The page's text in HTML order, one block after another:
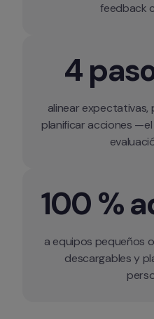
4
alinear
planificar acciones
100 %
a equipos pequeños
descargables y